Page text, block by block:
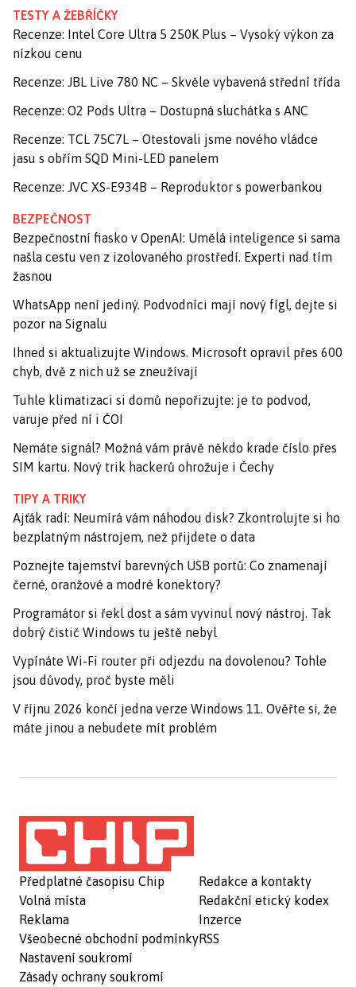
TESTY A ŽEBŘÍČKY
Recenze: Intel Core Ultra 5 250K Plus – Vysoký výkon za
nízkou cenu
Recenze: JBL Live 780 NC – Skvěle vybavená střední třída
Recenze: O2 Pods Ultra – Dostupná sluchátka s ANC
Recenze: TCL 75C7L – Otestovali jsme nového vládce
jasu s obřím SQD Mini-LED panelem
Recenze: JVC XS-E934B – Reproduktor s powerbankou
BEZPEČNOST
Bezpečnostní fiasko v OpenAI: Umělá inteligence si sama
našla cestu ven z izolovaného prostředí. Experti nad tím
žasnou
WhatsApp není jediný. Podvodníci mají nový fígl, dejte si
pozor na Signalu
Ihned si aktualizujte Windows. Microsoft opravil přes 600
chyb, dvě z nich už se zneužívají
Tuhle klimatizaci si domů nepořizujte: je to podvod,
varuje před ní i ČOI
Nemáte signál? Možná vám právě někdo krade číslo přes
SIM kartu. Nový trik hackerů ohrožuje i Čechy
TIPY A TRIKY
Ajťák radí: Neumírá vám náhodou disk? Zkontrolujte si ho
bezplatným nástrojem, než přijdete o data
Poznejte tajemství barevných USB portů: Co znamenají
černé, oranžové a modré konektory?
Programátor si řekl dost a sám vyvinul nový nástroj. Tak
dobrý čistič Windows tu ještě nebyl
Vypínáte Wi-Fi router při odjezdu na dovolenou? Tohle
jsou důvody, proč byste měli
V říjnu 2026 končí jedna verze Windows 11. Ověřte si, že
máte jinou a nebudete mít problém
Předplatné časopisu Chip
Volná místa
Reklama
Všeobecné obchodní podmínky
Nastavení soukromí
Zásady ochrany soukromí
Redakce a kontakty
Redakční etický kodex
Inzerce
RSS